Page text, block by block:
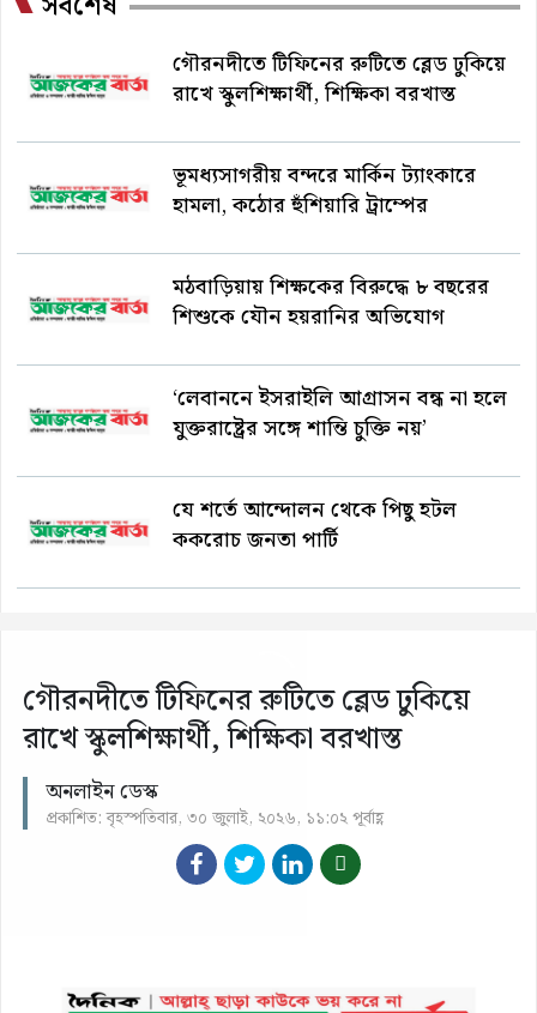
গৌরনদীতে টিফিনের রুটিতে ব্লেড ঢুকিয়ে
রাখে স্কুলশিক্ষার্থী, শিক্ষিকা বরখাস্ত
ভূমধ্যসাগরীয় বন্দরে মার্কিন ট্যাংকারে
হামলা, কঠোর হুঁশিয়ারি ট্রাম্পের
মঠবাড়িয়ায় শিক্ষকের বিরুদ্ধে ৮ বছরের
শিশুকে যৌন হয়রানির অভিযোগ
‘লেবাননে ইসরাইলি আগ্রাসন বন্ধ না হলে
যুক্তরাষ্ট্রের সঙ্গে শান্তি চুক্তি নয়’
যে শর্তে আন্দোলন থেকে পিছু হটল
ককরোচ জনতা পার্টি
গৌরনদীতে টিফিনের রুটিতে ব্লেড ঢুকিয়ে
রাখে স্কুলশিক্ষার্থী, শিক্ষিকা বরখাস্ত
অনলাইন ডেস্ক
প্রকাশিত: বৃহস্পতিবার, ৩০ জুলাই, ২০২৬, ১১:০২ পূর্বাহ্ণ